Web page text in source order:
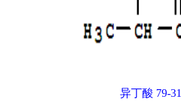
异丁酸 79-